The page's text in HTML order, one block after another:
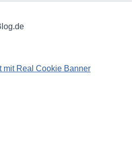
mit Real Cookie Banner